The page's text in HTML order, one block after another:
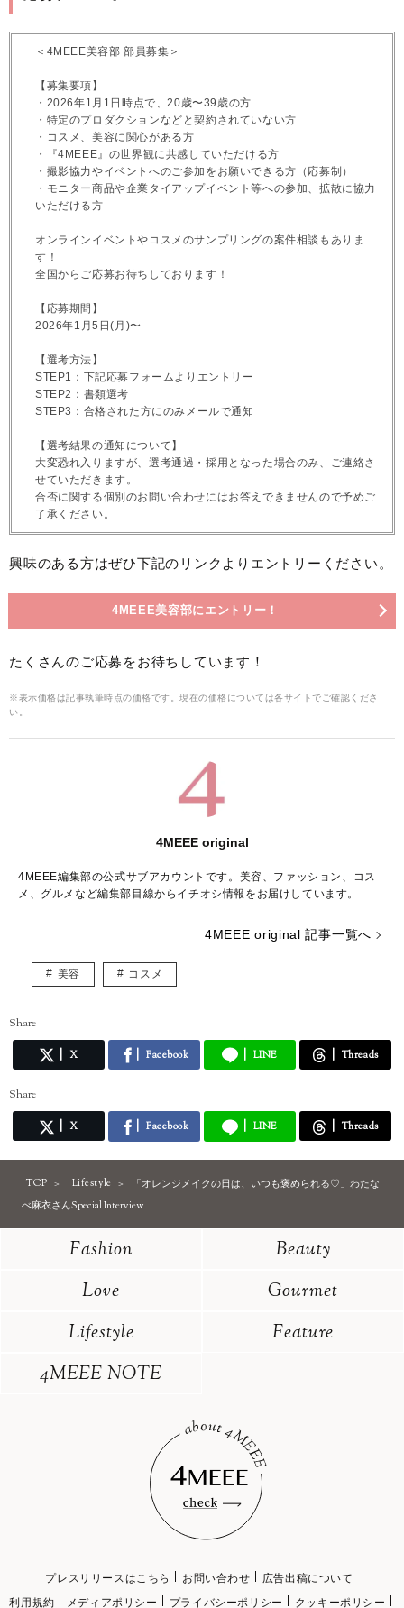
＜4MEEE美容部 部員募集＞
【募集要項】
・2026年1月1日時点で、20歳〜39歳の方
・特定のプロダクションなどと契約されていない方
・コスメ、美容に関心がある方
・『4MEEE』の世界観に共感していただける方
・撮影協力やイベントへのご参加をお願いできる方（応募制）
・モニター商品や企業タイアップイベント等への参加、拡散に協力
いただける方
オンラインイベントやコスメのサンプリングの案件相談もありま
す！
全国からご応募お待ちしております！
【応募期間】
2026年1月5日(月)〜
【選考方法】
STEP1：下記応募フォームよりエントリー
STEP2：書類選考
STEP3：合格された方にのみメールで通知
【選考結果の通知について】
大変恐れ入りますが、選考通過・採用となった場合のみ、ご連絡さ
せていただきます。
合否に関する個別のお問い合わせにはお答えできませんので予めご
了承ください。
興味のある方はぜひ下記のリンクよりエントリーください。
4MEEE美容部にエントリー！
たくさんのご応募をお待ちしています！
※表示価格は記事執筆時点の価格です。現在の価格については各サイトでご確認くださ
い。
4MEEE original
4MEEE編集部の公式サブアカウントです。美容、ファッション、コス
メ、グルメなど編集部目線からイチオシ情報をお届けしています。
4MEEE original 記事一覧へ
美容 コスメ
Share
X Facebook LINE Threads
Share
X Facebook LINE Threads
TOP Lifestyle
「オレンジメイクの日は、いつも褒められる♡」わたな
べ麻衣さんSpecial Interview
Fashion
Beauty
Love
Gourmet
Lifestyle
Feature
4MEEE NOTE
プレスリリースはこちら お問い合わせ
広告出稿について
利用規約
メディアポリシー プライバシーポリシー クッキーポリシー